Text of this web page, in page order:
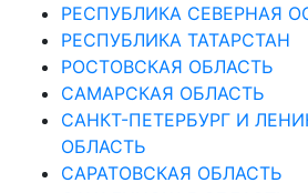
РЕСПУБЛИКА СЕВЕРНАЯ
РЕСПУБЛИКА ТАТАРСТАН
РОСТОВСКАЯ ОБЛАСТЬ
САМАРСКАЯ ОБЛАСТЬ
САНКТ-ПЕТЕРБУРГ И
ОБЛАСТЬ
САРАТОВСКАЯ ОБЛАСТЬ